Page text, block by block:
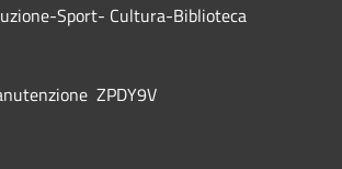
Sport- Cultura-Biblioteca
ZPDY9V